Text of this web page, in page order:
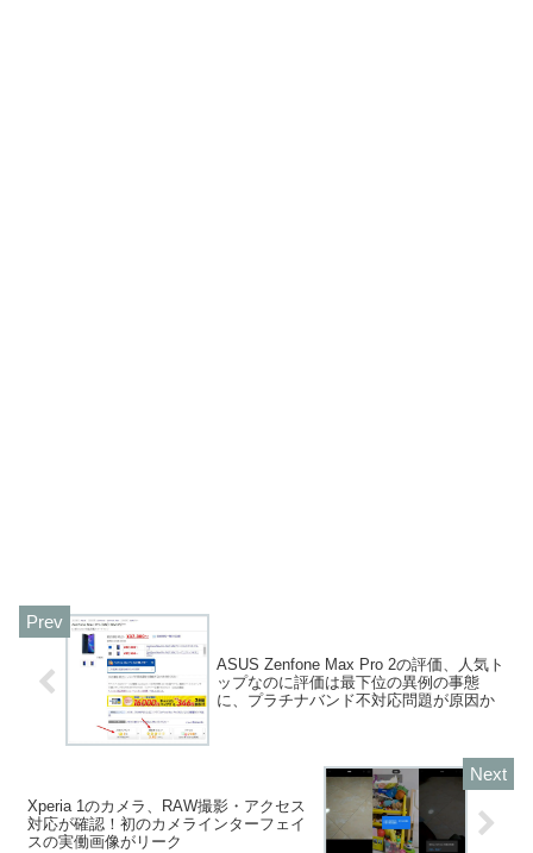
ASUS Zenfone Max Pro 2の評価、人気ト
ップなのに評価は最下位の異例の事態
に、プラチナバンド不対応問題が原因か
Xperia 1のカメラ、RAW撮影・アクセス
対応が確認！初のカメラインターフェイ
スの実働画像がリーク